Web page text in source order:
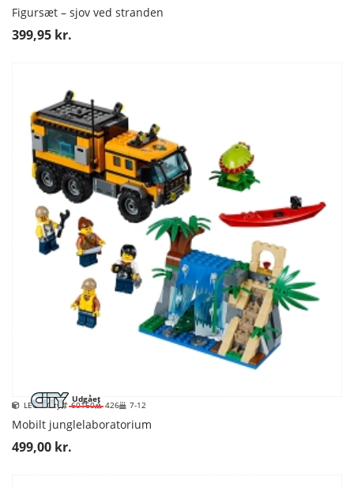
Figursæt – sjov ved stranden
399,95 kr.
Udgået
LEGO City 60160 426 7-12
Mobilt junglelaboratorium
499,00 kr.